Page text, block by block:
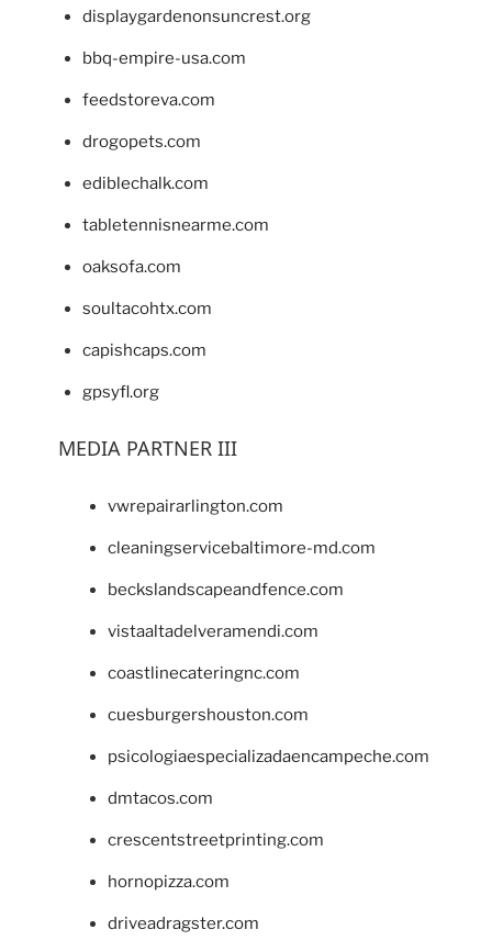
displaygardenonsuncrest.org
bbq-empire-usa.com
feedstoreva.com
drogopets.com
ediblechalk.com
tabletennisnearme.com
oaksofa.com
soultacohtx.com
capishcaps.com
gpsyfl.org
MEDIA PARTNER III
vwrepairarlington.com
cleaningservicebaltimore-md.com
beckslandscapeandfence.com
vistaaltadelveramendi.com
coastlinecateringnc.com
cuesburgershouston.com
psicologiaespecializadaencampeche.com
dmtacos.com
crescentstreetprinting.com
hornopizza.com
driveadragster.com